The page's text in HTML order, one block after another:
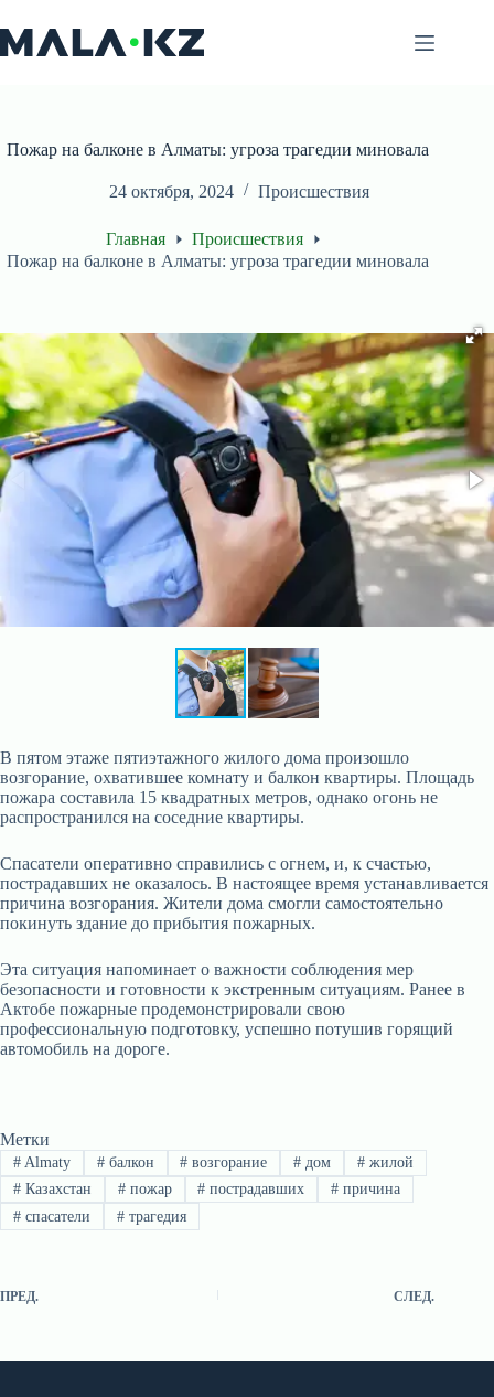
к
сути
Пожар на балконе в Алматы: угроза трагедии миновала
24 октября, 2024 Происшествия
Главная
Происшествия
Пожар на балконе в Алматы: угроза трагедии миновала
В пятом этаже пятиэтажного жилого дома произошло
возгорание, охватившее комнату и балкон квартиры. Площадь
пожара составила 15 квадратных метров, однако огонь не
распространился на соседние квартиры.
Спасатели оперативно справились с огнем, и, к счастью,
пострадавших не оказалось. В настоящее время устанавливается
причина возгорания. Жители дома смогли самостоятельно
покинуть здание до прибытия пожарных.
Эта ситуация напоминает о важности соблюдения мер
безопасности и готовности к экстренным ситуациям. Ранее в
Актобе пожарные продемонстрировали свою
профессиональную подготовку, успешно потушив горящий
автомобиль на дороге.
Метки
#Almaty #балкон # возгорание # дом # жилой
#Казахстан #пожар # пострадавших # причина
#спасатели #трагедия
ПРЕД. СЛЕД.